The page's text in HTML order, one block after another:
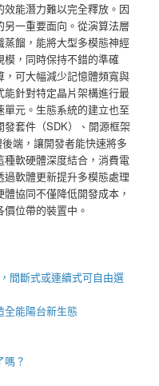
能潛力難以完全釋放。因
一重要面向。從演算法層
餾，能將大型多模態神經
，同時保持不錯的準確
可大幅減少記憶體頻寬與
針對特定晶片架構進行最
元。生態系統的建立也至
套件（SDK）、開源框架
端，讓開發者能快速將多
軟硬體深度結合，消費電
軟體更新提升多模態處理
協同不僅降低開發成本，
位帶的裝置中。
間斷式或連續式可自由選
全能陽台新生態
？